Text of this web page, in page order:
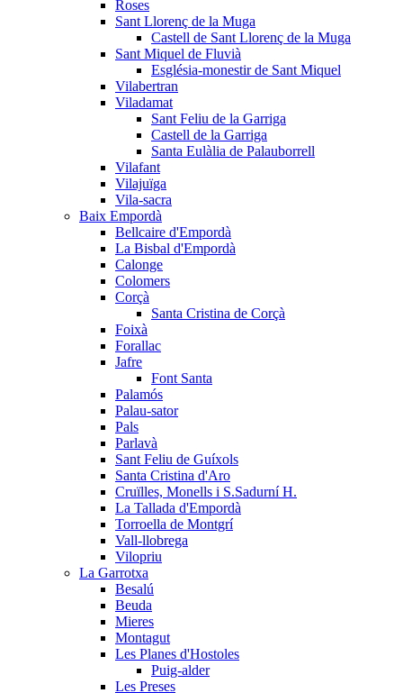
Roses
Sant Llorenç de la Muga
Castell de Sant Llorenç de la Muga
Sant Miquel de Fluvià
Església-monestir de Sant Miquel
Vilabertran
Viladamat
Sant Feliu de la Garriga
Castell de la Garriga
Santa Eulàlia de Palauborrell
Vilafant
Vilajuïga
Vila-sacra
Baix Empordà
Bellcaire d'Empordà
La Bisbal d'Empordà
Calonge
Colomers
Corçà
Santa Cristina de Corçà
Foixà
Forallac
Jafre
Font Santa
Palamós
Palau-sator
Pals
Parlavà
Sant Feliu de Guíxols
Santa Cristina d'Aro
Cruïlles, Monells i S.Sadurní H.
La Tallada d'Empordà
Torroella de Montgrí
Vall-llobrega
Vilopriu
La Garrotxa
Besalú
Beuda
Mieres
Montagut
Les Planes d'Hostoles
Puig-alder
Les Preses